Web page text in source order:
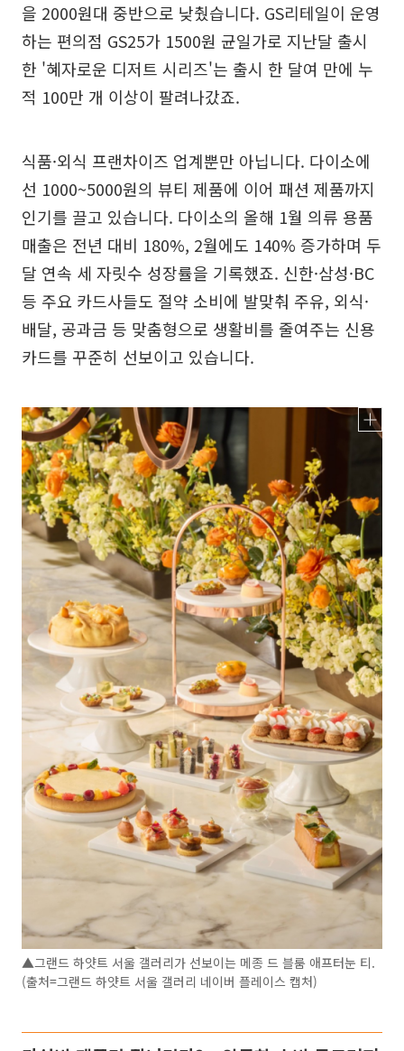
을 2000원대 중반으로 낮췄습니다. GS리테일이 운영
하는 편의점 GS25가 1500원 균일가로 지난달 출시
한 '혜자로운 디저트 시리즈'는 출시 한 달여 만에 누
적 100만 개 이상이 팔려나갔죠.
식품·외식 프랜차이즈 업계뿐만 아닙니다. 다이소에
선 1000~5000원의 뷰티 제품에 이어 패션 제품까지
인기를 끌고 있습니다. 다이소의 올해 1월 의류 용품
매출은 전년 대비 180%, 2월에도 140% 증가하며 두
달 연속 세 자릿수 성장률을 기록했죠. 신한·삼성·BC
등 주요 카드사들도 절약 소비에 발맞춰 주유, 외식·
배달, 공과금 등 맞춤형으로 생활비를 줄여주는 신용
카드를 꾸준히 선보이고 있습니다.
▲그랜드 하얏트 서울 갤러리가 선보이는 메종 드 블룸 애프터눈 티.
(출처=그랜드 하얏트 서울 갤러리 네이버 플레이스 캡처)